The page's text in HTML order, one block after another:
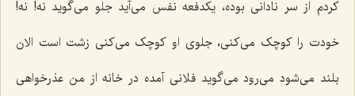
کردم از سر نادانی بوده، یکدفعه نفس می‌آید جلو می‌گوید نه! نه!
خودت را کوچک می‌کنی، جلوی او کوچک می‌کنی زشت است الان
بلند می‌شود می‌رود می‌گوید فلانی آمده در خانه از من عذرخواهی